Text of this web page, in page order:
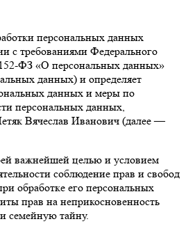
персональных данных
с требованиями Федерального
ФЗ «О персональных данных»
данных) и определяет
данных и меры по
персональных данных,
Вячеслав Иванович (далее —
важнейшей целью и условием
соблюдение прав и свобод
обработке его персональных
прав на неприкосновенность
семейную тайну.